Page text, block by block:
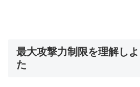
最大攻撃力制限を理解し
た